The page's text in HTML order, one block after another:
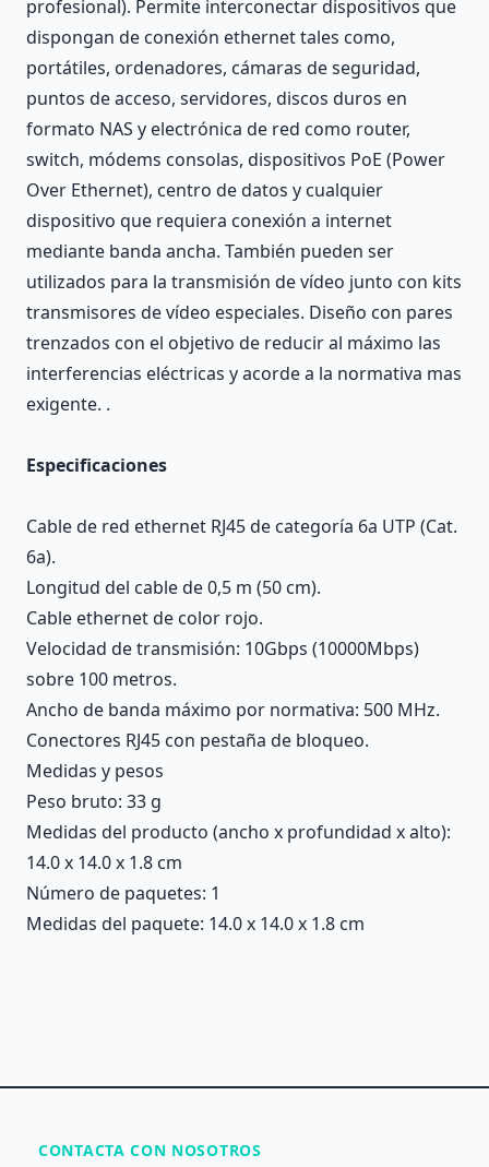
profesional). Permite interconectar dispositivos que
dispongan de conexión ethernet tales como,
portátiles, ordenadores, cámaras de seguridad,
puntos de acceso, servidores, discos duros en
formato NAS y electrónica de red como router,
switch, módems consolas, dispositivos PoE (Power
Over Ethernet), centro de datos y cualquier
dispositivo que requiera conexión a internet
mediante banda ancha. También pueden ser
utilizados para la transmisión de vídeo junto con kits
transmisores de vídeo especiales. Diseño con pares
trenzados con el objetivo de reducir al máximo las
interferencias eléctricas y acorde a la normativa mas
exigente. .
Especificaciones
Cable de red ethernet RJ45 de categoría 6a UTP (Cat.
6a).
Longitud del cable de 0,5 m (50 cm).
Cable ethernet de color rojo.
Velocidad de transmisión: 10Gbps (10000Mbps)
sobre 100 metros.
Ancho de banda máximo por normativa: 500 MHz.
Conectores RJ45 con pestaña de bloqueo.
Medidas y pesos
Peso bruto: 33 g
Medidas del producto (ancho x profundidad x alto):
14.0 x 14.0 x 1.8 cm
Número de paquetes: 1
Medidas del paquete: 14.0 x 14.0 x 1.8 cm
CONTACTA CON NOSOTROS